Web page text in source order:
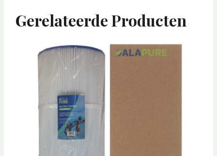
Gerelateerde Producten